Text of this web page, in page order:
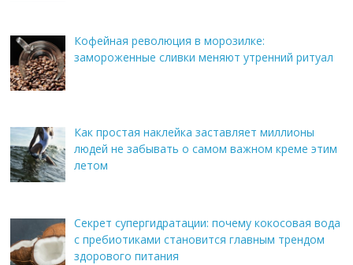
Кофейная революция в морозилке:
замороженные сливки меняют утренний ритуал
Как простая наклейка заставляет миллионы
людей не забывать о самом важном креме этим
летом
Секрет супергидратации: почему кокосовая вода
с пребиотиками становится главным трендом
здорового питания